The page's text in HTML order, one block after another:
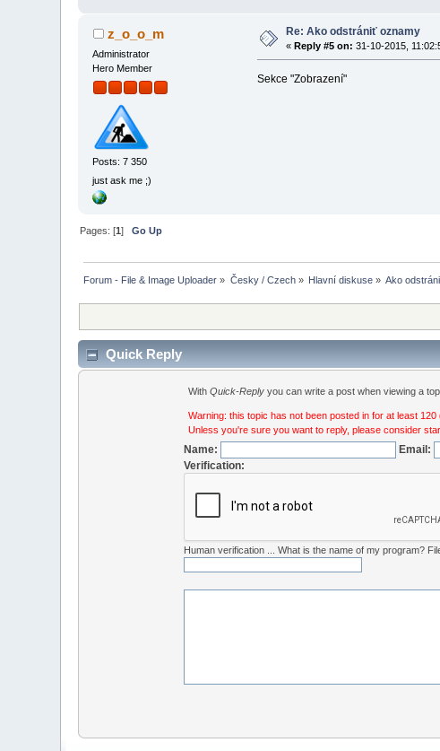
z_o_o_m
Administrator
Hero Member
Posts: 7 350
just ask me ;)
Re: Ako odstrániť oznamy
«Reply #5 on: 31-10-2015,
Sekce "Zobrazení"
Pages: [1]Go Up
Forum - File & Image Uploader » Česky / Czech» Hlavní diskuse » Ako
Quick Reply
WithQuick-Reply you can write a post when viewing a
Warning: this topic has not been posted in for at least 120
Unless you're sure you want to reply, please consider
Name:
Email:
Verification:
Human verification ... What is the name of my program?